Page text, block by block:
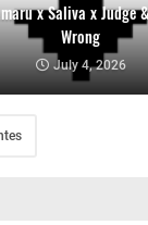
x Saliva x Judge
Wrong
July 4, 2026